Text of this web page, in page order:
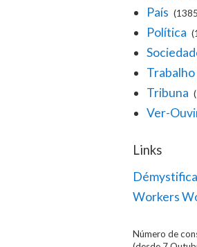
País
Política
Trabalho
Tribuna
Ver-
Links
Workers
Número de